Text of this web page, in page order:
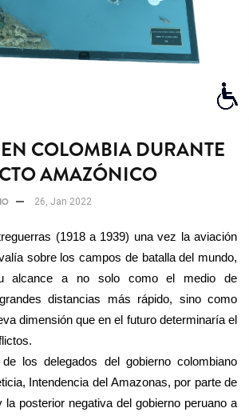
COLOMBIA DURANTE
AMAZÓNICO
26, Jan 2022
(1918 a 1939) una vez la aviación
sobre los campos de batalla del mundo,
alcance a no solo como el medio de
dimensión que en el futuro determinaría el
los delegados del gobierno colombiano
, Intendencia del Amazonas, por parte de
la posterior negativa del gobierno peruano a